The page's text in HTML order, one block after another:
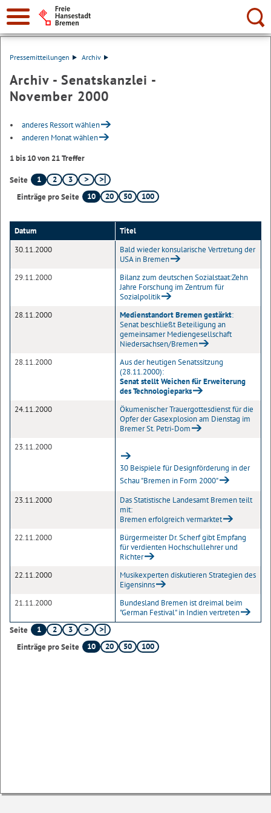
Suche:
Pressemitteilungen Archiv
Archiv - Senatskanzlei -
November 2000
anderes Ressort wählen
anderen Monat wählen
1 bis 10 von 21 Treffer
Seite 1 2
3
Einträge pro Seite
10 20 50 100
Datum
Titel
30.11.2000
Bald wieder konsularische Vertretung der
USA in Bremen
29.11.2000
Bilanz zum deutschen Sozialstaat:Zehn
Jahre Forschung im Zentrum für
Sozialpolitik
28.11.2000
Medienstandort Bremen gestärkt:
Senat beschließt Beteiligung an
gemeinsamer Mediengesellschaft
Niedersachsen/Bremen
28.11.2000
Aus der heutigen Senatssitzung
(28.11.2000):
Senat stellt Weichen für Erweiterung
des Technologieparks
24.11.2000
Ökumenischer Trauergottesdienst für die
Opfer der Gasexplosion am Dienstag im
Bremer St. Petri-Dom
23.11.2000
30 Beispiele für Designförderung in der
Schau "Bremen in Form 2000"
23.11.2000
Das Statistische Landesamt Bremen teilt
mit:
Bremen erfolgreich vermarktet
22.11.2000
Bürgermeister Dr. Scherf gibt Empfang
für verdienten Hochschullehrer und
Richter
22.11.2000
Musikexperten diskutieren Strategien des
Eigensinns
21.11.2000
Bundesland Bremen ist dreimal beim
"German Festival" in Indien vertreten
Seite
1 2
3
Einträge pro Seite
10 20 50 100